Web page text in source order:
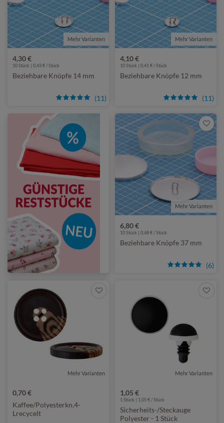
Mehr Varianten
4,30 €
(11)
10 Stück | 0,43 € / Stück
Beziehbare Knöpfe 14 mm
Mehr Varianten
4,10 €
(11)
10 Stück | 0,41 € / Stück
Beziehbare Knöpfe 12 mm
Mehr Varianten
6,80 €
(6)
10 Stück | 0,68 € / Stück
Beziehbare Knöpfe 37 mm
von Prym
Mehr Varianten
0,70 €
Kaffee/Polyesterkn.4-
Lrecycelt
Mehr Varianten
1,05 €
1 Stück | 1,05 € / Stück
Sicherheits-/Steckauge
Polyester - 1 Stück